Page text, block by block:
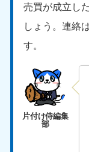
売買が成立し
しょう。連絡
す。